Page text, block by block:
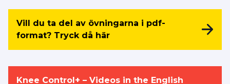
Vill du ta del av övningarna i pdf-
format? Tryck då här
Knee Control+ – Videos in the English